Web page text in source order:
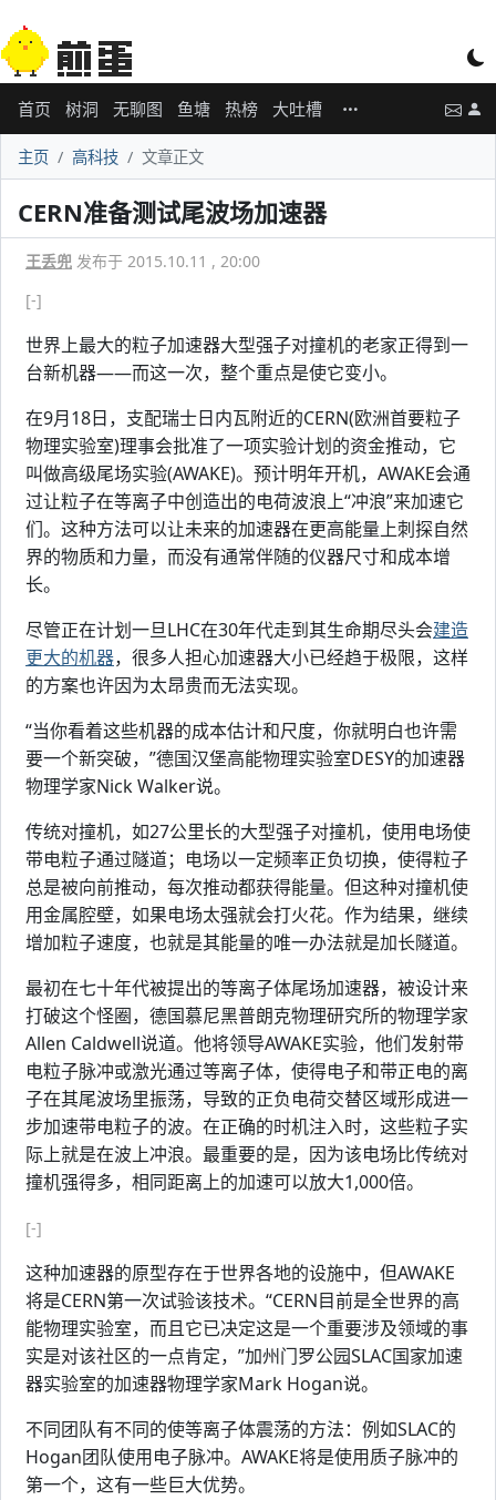
首页 树洞 无聊图 鱼塘 热榜 大吐槽
主页 高科技 文章正文
CERN准备测试尾波场加速器
王丢兜 发布于 2015.10.11 , 20:00
[-]
世界上最大的粒子加速器大型强子对撞机的老家正得到一
台新机器——而这一次，整个重点是使它变小。
在9月18日，支配瑞士日内瓦附近的CERN(欧洲首要粒子
物理实验室)理事会批准了一项实验计划的资金推动，它
叫做高级尾场实验(AWAKE)。预计明年开机，AWAKE会通
过让粒子在等离子中创造出的电荷波浪上“冲浪”来加速它
们。这种方法可以让未来的加速器在更高能量上刺探自然
界的物质和力量，而没有通常伴随的仪器尺寸和成本增
长。
尽管正在计划一旦LHC在30年代走到其生命期尽头会建造
更大的机器，很多人担心加速器大小已经趋于极限，这样
的方案也许因为太昂贵而无法实现。
“当你看着这些机器的成本估计和尺度，你就明白也许需
要一个新突破，”德国汉堡高能物理实验室DESY的加速器
物理学家Nick Walker说。
传统对撞机，如27公里长的大型强子对撞机，使用电场使
带电粒子通过隧道；电场以一定频率正负切换，使得粒子
总是被向前推动，每次推动都获得能量。但这种对撞机使
用金属腔壁，如果电场太强就会打火花。作为结果，继续
增加粒子速度，也就是其能量的唯一办法就是加长隧道。
最初在七十年代被提出的等离子体尾场加速器，被设计来
打破这个怪圈，德国慕尼黑普朗克物理研究所的物理学家
Allen Caldwell说道。他将领导AWAKE实验，他们发射带
电粒子脉冲或激光通过等离子体，使得电子和带正电的离
子在其尾波场里振荡，导致的正负电荷交替区域形成进一
步加速带电粒子的波。在正确的时机注入时，这些粒子实
际上就是在波上冲浪。最重要的是，因为该电场比传统对
撞机强得多，相同距离上的加速可以放大1,000倍。
[-]
这种加速器的原型存在于世界各地的设施中，但AWAKE
将是CERN第一次试验该技术。“CERN目前是全世界的高
能物理实验室，而且它已决定这是一个重要涉及领域的事
实是对该社区的一点肯定，”加州门罗公园SLAC国家加速
器实验室的加速器物理学家Mark Hogan说。
不同团队有不同的使等离子体震荡的方法：例如SLAC的
Hogan团队使用电子脉冲。AWAKE将是使用质子脉冲的
第一个，这有一些巨大优势。